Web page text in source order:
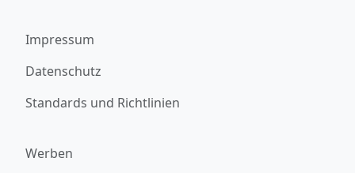
Impressum
Datenschutz
Standards und Richtlinien
Werben